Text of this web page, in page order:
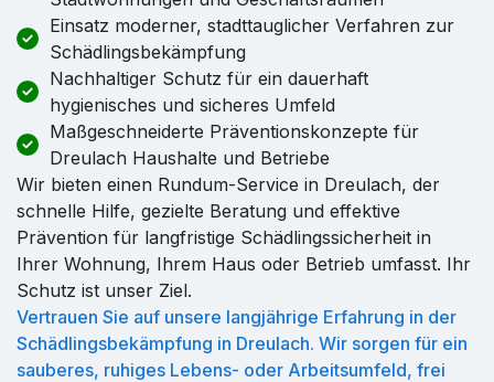
Einsatz moderner, stadttauglicher Verfahren zur
Schädlingsbekämpfung
Nachhaltiger Schutz für ein dauerhaft
hygienisches und sicheres Umfeld
Maßgeschneiderte Präventionskonzepte für
Dreulach Haushalte und Betriebe
Wir bieten einen Rundum-Service in Dreulach, der
schnelle Hilfe, gezielte Beratung und effektive
Prävention für langfristige Schädlingssicherheit in
Ihrer Wohnung, Ihrem Haus oder Betrieb umfasst. Ihr
Schutz ist unser Ziel.
Vertrauen Sie auf unsere langjährige Erfahrung in der
Schädlingsbekämpfung in Dreulach. Wir sorgen für ein
sauberes, ruhiges Lebens- oder Arbeitsumfeld, frei